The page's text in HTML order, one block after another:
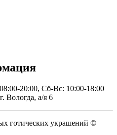
20:00, Сб-Вс: 10:00-18:00
Вологда, а/я 6
готических украшений ©